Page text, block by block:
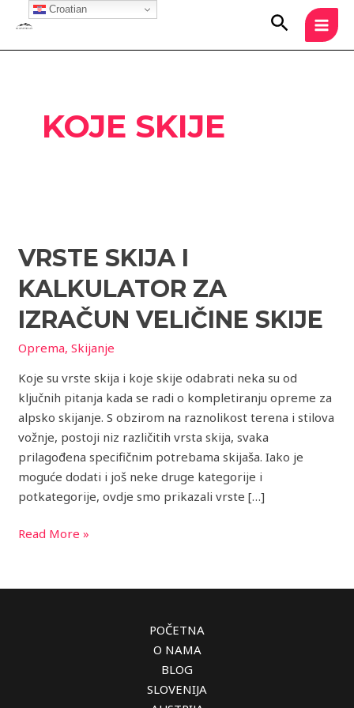
content
Search
KOJE SKIJE
VRSTE SKIJA I
KALKULATOR ZA
IZRAČUN VELIČINE SKIJE
Oprema,Skijanje
Koje su vrste skija i koje skije odabrati neka su od
ključnih pitanja kada se radi o kompletiranju opreme za
alpsko skijanje. S obzirom na raznolikost terena i stilova
vožnje, postoji niz različitih vrsta skija, svaka
prilagođena specifičnim potrebama skijaša. Iako je
moguće dodati i još neke druge kategorije i
potkategorije, ovdje smo prikazali vrste […]
i
za
izračun
veličine
skije
Read More »
POČETNA
O NAMA
BLOG
SLOVENIJA
Croatian